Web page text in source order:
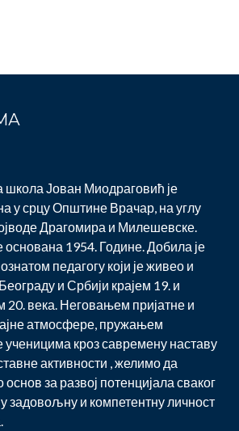
школа Јован Миодраговић је
у срцу Општине Врачар, на углу
Драгомира и Милешевске.
основана 1954. Године. Добила је
педагогу који је живео и
и Србији крајем 19. и
20. века. Неговањем пријатне и
атмосфере, пружањем
ученицима кроз савремену наставу
активности , желимо да
за развој потенцијала сваког
задовољну и компетентну личност